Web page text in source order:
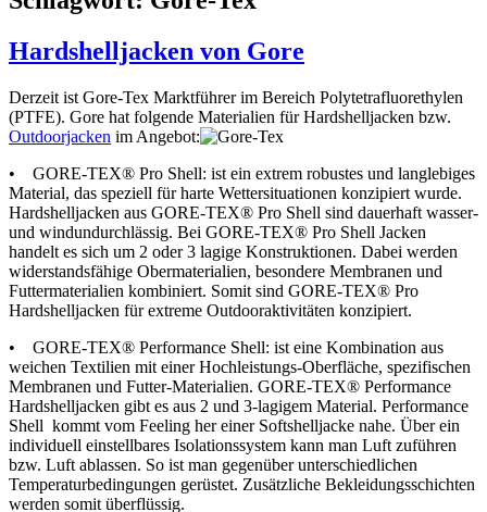
Hardshelljacken von Gore
Derzeit ist Gore-Tex Marktführer im Bereich Polytetrafluorethylen
(PTFE). Gore hat folgende Materialien für Hardshelljacken bzw.
Outdoorjacken im Angebot:
• GORE-TEX® Pro Shell: ist ein extrem robustes und langlebiges
Material, das speziell für harte Wettersituationen konzipiert wurde.
Hardshelljacken aus GORE-TEX® Pro Shell sind dauerhaft wasser-
und windundurchlässig. Bei GORE-TEX® Pro Shell Jacken
handelt es sich um 2 oder 3 lagige Konstruktionen. Dabei werden
widerstandsfähige Obermaterialien, besondere Membranen und
Futtermaterialien kombiniert. Somit sind GORE-TEX® Pro
Hardshelljacken für extreme Outdooraktivitäten konzipiert.
• GORE-TEX® Performance Shell: ist eine Kombination aus
weichen Textilien mit einer Hochleistungs-Oberfläche, spezifischen
Membranen und Futter-Materialien. GORE-TEX® Performance
Hardshelljacken gibt es aus 2 und 3-lagigem Material. Performance
Shell kommt vom Feeling her einer Softshelljacke nahe. Über ein
individuell einstellbares Isolationssystem kann man Luft zuführen
bzw. Luft ablassen. So ist man gegenüber unterschiedlichen
Temperaturbedingungen gerüstet. Zusätzliche Bekleidungsschichten
werden somit überflüssig.